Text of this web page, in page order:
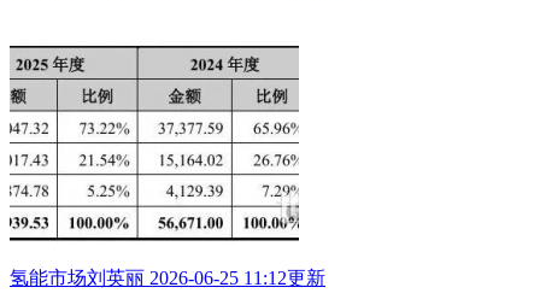
氢能市场刘英丽 2026-06-25 11:12更新